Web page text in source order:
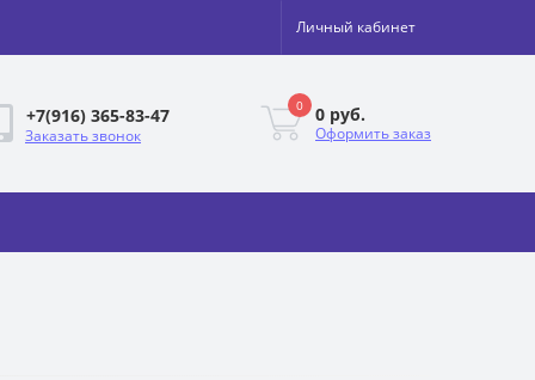
Личный кабинет
+7(916) 365-83-47
Заказать звонок
0 0 руб.
Оформить заказ